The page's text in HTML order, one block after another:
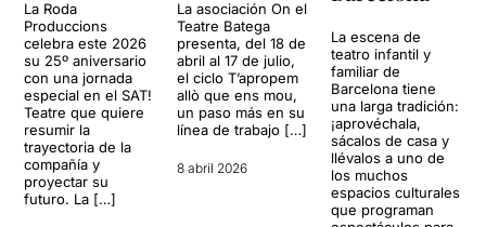
La Roda
Produccions
celebra este 2026
su 25º aniversario
con una jornada
especial en el SAT!
Teatre que quiere
resumir la
trayectoria de la
compañía y
proyectar su
futuro. La […]
La asociación On el
Teatre Batega
presenta, del 18 de
abril al 17 de julio,
el ciclo T’apropem
allò que ens mou,
un paso más en su
línea de trabajo […]
8 abril 2026
La escena de
teatro infantil y
familiar de
Barcelona tiene
una larga tradición:
¡aprovéchala,
sácalos de casa y
llévalos a uno de
los muchos
espacios culturales
que programan